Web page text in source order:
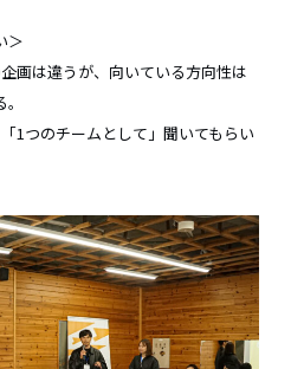
＞
画は違うが、向いている方向性は
1つのチームとして」聞いてもらい